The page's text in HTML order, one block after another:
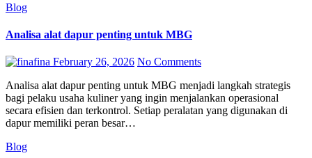
Blog
Analisa alat dapur penting untuk MBG
fina February 26, 2026 No Comments
Analisa alat dapur penting untuk MBG menjadi langkah strategis
bagi pelaku usaha kuliner yang ingin menjalankan operasional
secara efisien dan terkontrol. Setiap peralatan yang digunakan di
dapur memiliki peran besar…
Blog